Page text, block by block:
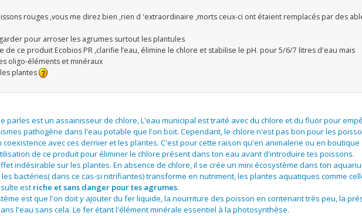
rouges ,vous me direz bien ,rien d 'extraordinaire ,morts ceux-ci ont étaient remplacés par des
pour arroser les agrumes surtout les plantules
de ce produit Ecobios PR ,clarifie l’eau, élimine le chlore et stabilise le pH. pour 5/6/7 litres d'eau mais
oligo-éléments et minéraux
plantes
parles est un assainisseur de chlore, L'eau municipal est traité avec du chlore et du fluor pour
pathogène dans l'eau potable que l'on boit. Cependant, le chlore n'est pas bon pour les
avec ces dernier et les plantes. C'est pour cette raison qu'en animalerie ou en boutique
de ce produit pour éliminer le chlore présent dans ton eau avant d'introduire tes poissons.
indésirable sur les plantes. En absence de chlore, il se crée un mini écosystème dans ton
bactéries( dans ce cas-si nitrifiantes) transforme en nutriment, les plantes aquatiques comme
est riche et sans danger pour tes agrumes.
est que l'on doit y ajouter du fer liquide, la nourriture des poisson en contenant très peu, la
l'eau sans cela. Le fer étant l'élément minérale essentiel à la photosynthèse.